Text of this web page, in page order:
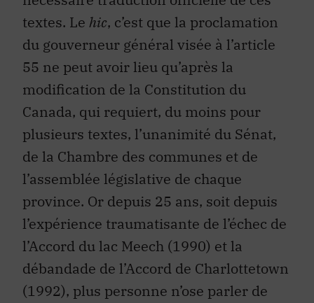
textes. Le hic, c’est que la proclamation
du gouverneur général visée à l’article
55 ne peut avoir lieu qu’après la
modification de la Constitution du
Canada, qui requiert, du moins pour
plusieurs textes, l’unanimité du Sénat,
de la Chambre des communes et de
l’assemblée législative de chaque
province. Or depuis 25 ans, soit depuis
l’expérience traumatisante de l’échec de
l’Accord du lac Meech (1990) et la
débandade de l’Accord de Charlottetown
(1992), plus personne n’ose parler de